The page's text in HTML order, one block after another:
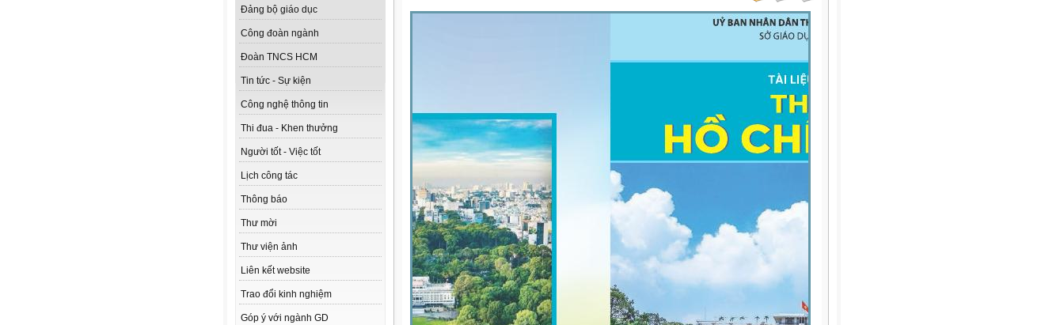
Đảng bộ giáo dục
Công đoàn ngành
Đoàn TNCS HCM
Tin tức - Sự kiện
Công nghệ thông tin
Thi đua - Khen thưởng
Người tốt - Việc tốt
Lịch công tác
Thông báo
Thư mời
Thư viện ảnh
Liên kết website
Trao đổi kinh nghiệm
Góp ý với ngành GD